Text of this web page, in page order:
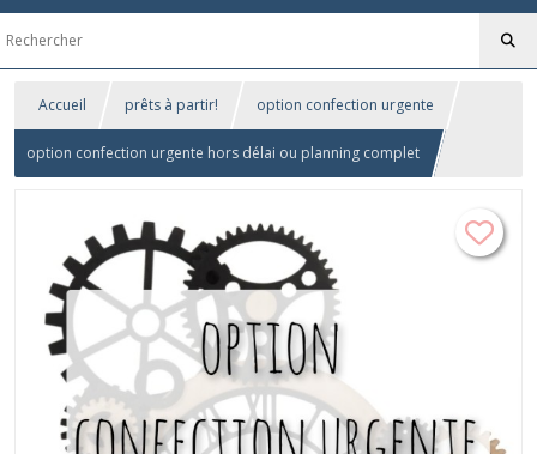
Accueil prêts à partir! option confection urgente
option confection urgente hors délai ou planning complet